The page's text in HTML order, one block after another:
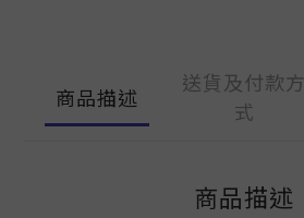
商品描述
送貨及付款方
式
商品描述